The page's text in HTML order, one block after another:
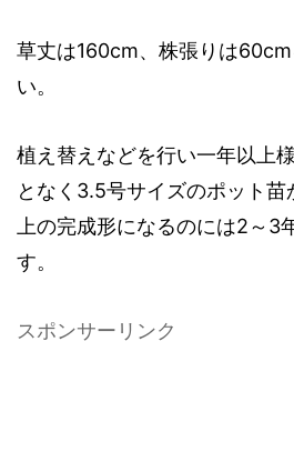
草丈は160cm、株張りは
い。
植え替えなどを行い一年以上
となく3.5号サイズのポット
上の完成形になるのには2～3
す。
スポンサーリンク